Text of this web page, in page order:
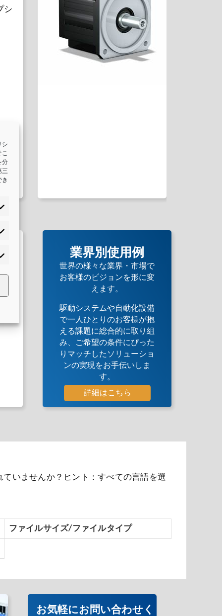
シ
こ
分
三
き
シ
シ
業界別使用例
世界の様々な業界・市場で
お客様のビジョンを形に変
えます。
駆動システムや自動化設備
で一人ひとりのお客様が抱
える課題に総合的に取り組
み、ご希望の条件にぴった
りマッチしたソリューショ
ンの実現をお手伝いしま
す。
詳細はこちら
いませんか？ヒント：すべての言語を選
ファイルサイズ/ファイルタイプ
お気軽にお問い合わせく